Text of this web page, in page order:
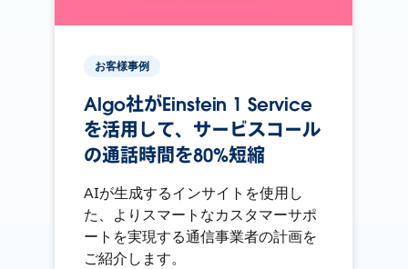
お客様事例
Algo社がEinstein 1 Service
を活用して、サービスコール
の通話時間を80%短縮
AIが生成するインサイトを使用し
た、よりスマートなカスタマーサポ
ートを実現する通信事業者の計画を
ご紹介します。